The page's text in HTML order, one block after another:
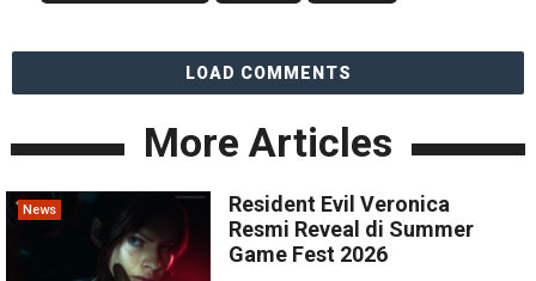
LOAD COMMENTS
More Articles
News
Resident Evil Veronica
Resmi Reveal di Summer
Game Fest 2026